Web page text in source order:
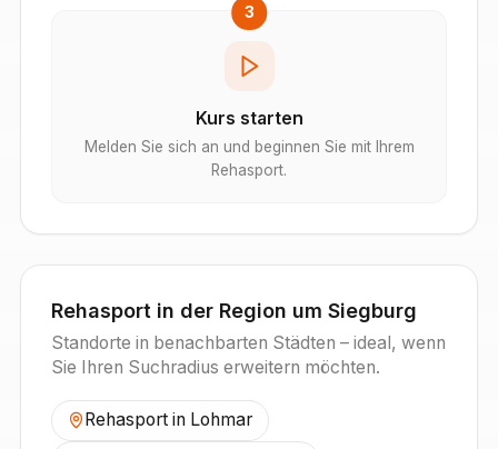
3
Kurs starten
Melden Sie sich an und beginnen Sie mit Ihrem
Rehasport.
Rehasport in der Region um Siegburg
Standorte in benachbarten Städten – ideal, wenn
Sie Ihren Suchradius erweitern möchten.
Rehasport in Lohmar